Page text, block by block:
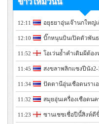
12:11 อยุธยาอุ่นเจ๊านกใหญ่
12:10 บิ๊กหนุนบินเปิดตัวพัน
11:52 โอเว่นย้ำคำเดิมผีต้อ
11:45 สงขลาพลิกแซงปีนัง
11:34 ปัตตานีอุ่นเชือดนราเ
11:32 สมุยอุ่นเครื่องเชือดนค
11:23 ซานเชซเชื่อปีนี้สิงห์ดี